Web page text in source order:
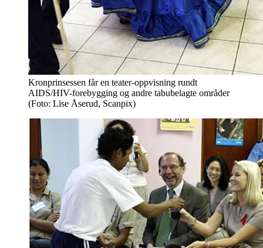
Kronprinsessen får en teater-oppvisning rundt
AIDS/HIV-forebygging og andre tabubelagte områder
(Foto: Lise Åserud, Scanpix)